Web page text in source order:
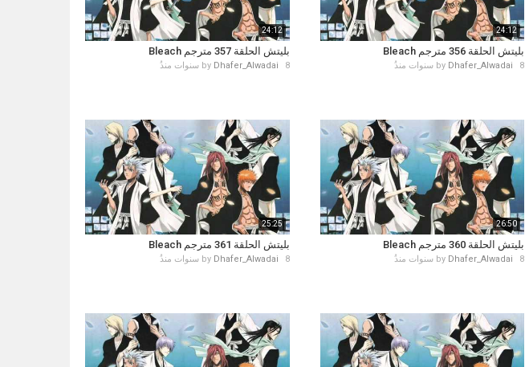
24:12
بليتش الحلقة 356 مترجم Bleach
by Dhafer_Alwadai 8 سنوات منذُ
24:12
بليتش الحلقة 357 مترجم Bleach
by Dhafer_Alwadai 8 سنوات منذُ
26:50
بليتش الحلقة 360 مترجم Bleach
by Dhafer_Alwadai 8 سنوات منذُ
25:25
بليتش الحلقة 361 مترجم Bleach
by Dhafer_Alwadai 8 سنوات منذُ